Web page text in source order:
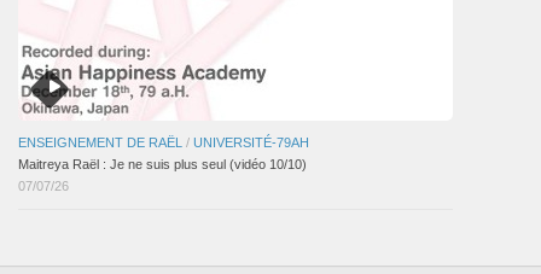
ENSEIGNEMENT DE RAËL / UNIVERSITÉ-79AH
Maitreya Raël : Je ne suis plus seul (vidéo 10/10)
07/07/26